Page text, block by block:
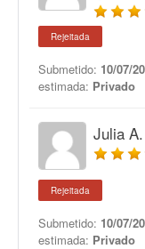
Rejeitada
Submetido: 10/07/
estimada: Privado
Julia A.
Rejeitada
Submetido: 10/07/
estimada: Privado